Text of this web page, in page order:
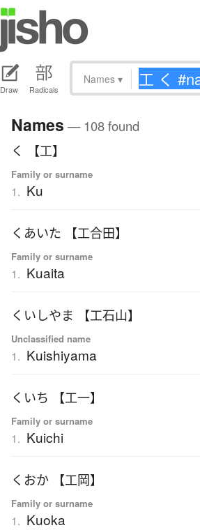
Draw Radicals
Names ▾
Names — 108 found
く 【工】
Family or surname
1. Ku
くあいた 【工合田】
Family or surname
1. Kuaita
くいしやま 【工石山】
Unclassified name
1. Kuishiyama
くいち 【工一】
Family or surname
1. Kuichi
くおか 【工岡】
Family or surname
1. Kuoka